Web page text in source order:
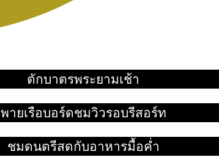
ตักบาตรพระยามเช้า
พายเรือบอร์ดชมวิวรอบรีสอร์ท
ชมดนตรีสดกับอาหารมื้อค่ำ